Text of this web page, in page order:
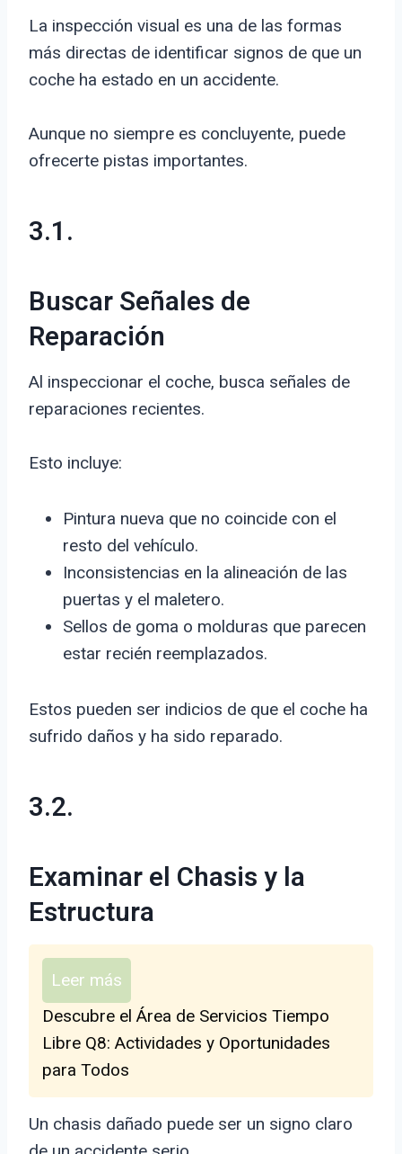
La inspección visual es una de las formas
más directas de identificar signos de que un
coche ha estado en un accidente.
Aunque no siempre es concluyente, puede
ofrecerte pistas importantes.
3.1.
Buscar Señales de
Reparación
Al inspeccionar el coche, busca señales de
reparaciones recientes.
Esto incluye:
Pintura nueva que no coincide con el
resto del vehículo.
Inconsistencias en la alineación de las
puertas y el maletero.
Sellos de goma o molduras que parecen
estar recién reemplazados.
Estos pueden ser indicios de que el coche ha
sufrido daños y ha sido reparado.
3.2.
Examinar el Chasis y la
Estructura
Leer más
Descubre el Área de Servicios Tiempo
Libre Q8: Actividades y Oportunidades
para Todos
Un chasis dañado puede ser un signo claro